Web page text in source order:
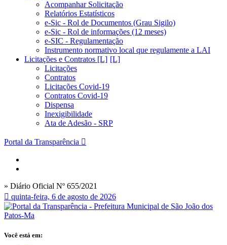
Acompanhar Solicitação
Relatórios Estatísticos
e-Sic - Rol de Documentos (Grau Sigilo)
e-Sic - Rol de informações (12 meses)
e-SIC - Regulamentação
Instrumento normativo local que regulamente a LAI
Licitações e Contratos [L]
Licitações
Contratos
Licitações Covid-19
Contratos Covid-19
Dispensa
Inexigibilidade
Ata de Adesão - SRP
Portal da Transparência
» Diário Oficial Nº 655/2021
quinta-feira, 6 de agosto de 2026
Você está em: